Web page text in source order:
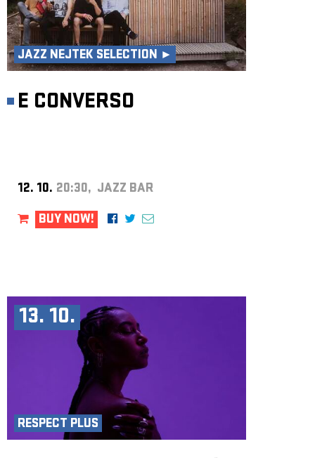
JAZZ NEJTEK SELECTION ►
E CONVERSO
12. 10. 20:30, JAZZ BAR
BUY NOW!
13. 10.
RESPECT PLUS